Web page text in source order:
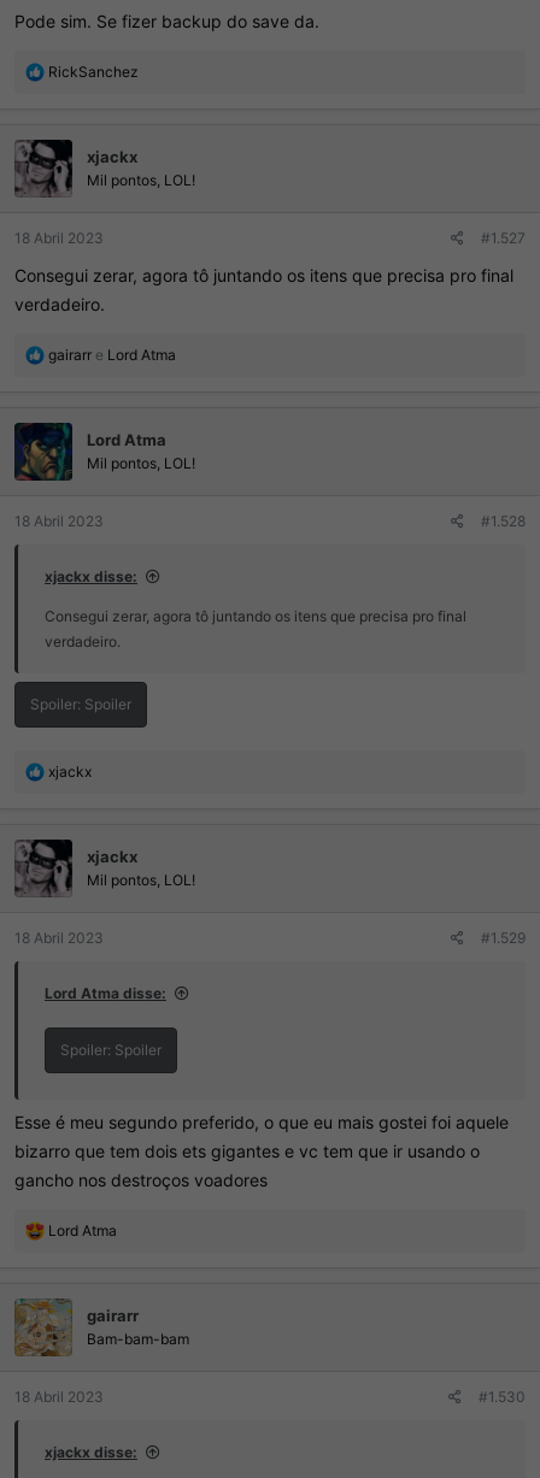
Pode sim. Se fizer backup do save da.
R
ç
õ
e
s
RickSanchez
xjackx
Mil pontos, LOL!
18 Abril 2023 #1.527
Consegui zerar, agora tô juntando os itens que precisa pro final
verdadeiro.
R
ç
õ
e
s
gairarr e Lord Atma
Lord Atma
Mil pontos, LOL!
18 Abril 2023 #1.528
xjackx disse:
Consegui zerar, agora tô juntando os itens que precisa pro final
verdadeiro.
Spoiler: Spoiler
R
ç
õ
e
s
xjackx
xjackx
Mil pontos, LOL!
18 Abril 2023 #1.529
Lord Atma disse:
Spoiler: Spoiler
Esse é meu segundo preferido, o que eu mais gostei foi aquele
bizarro que tem dois ets gigantes e vc tem que ir usando o
gancho nos destroços voadores
R
ç
õ
e
s
Lord Atma
gairarr
Bam-bam-bam
18 Abril 2023 #1.530
xjackx disse: